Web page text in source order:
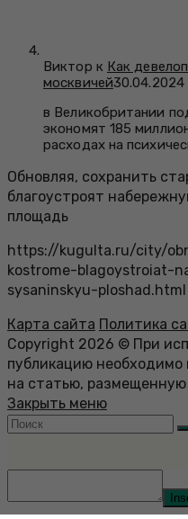
Виктор к Как
москвичей30.04.2024
в Великобритании
экономят 185
расходах на
Обновляя, сохранить
благоустроят
площадь
https://kugulta.ru/city/
kostrome-blagoystroiat-
sysaninskyu-ploshad.html
Карта сайта Политика
Copyright 2026 © При
публикацию необходимо
на статью,
Закрыть меню